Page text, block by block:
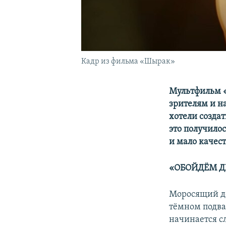
Кадр из фильма «Шырак»
Мультфильм
зрителям и
хотели
это
и мало
«ОБОЙДЁМ
Моросящий
тёмном
начинается